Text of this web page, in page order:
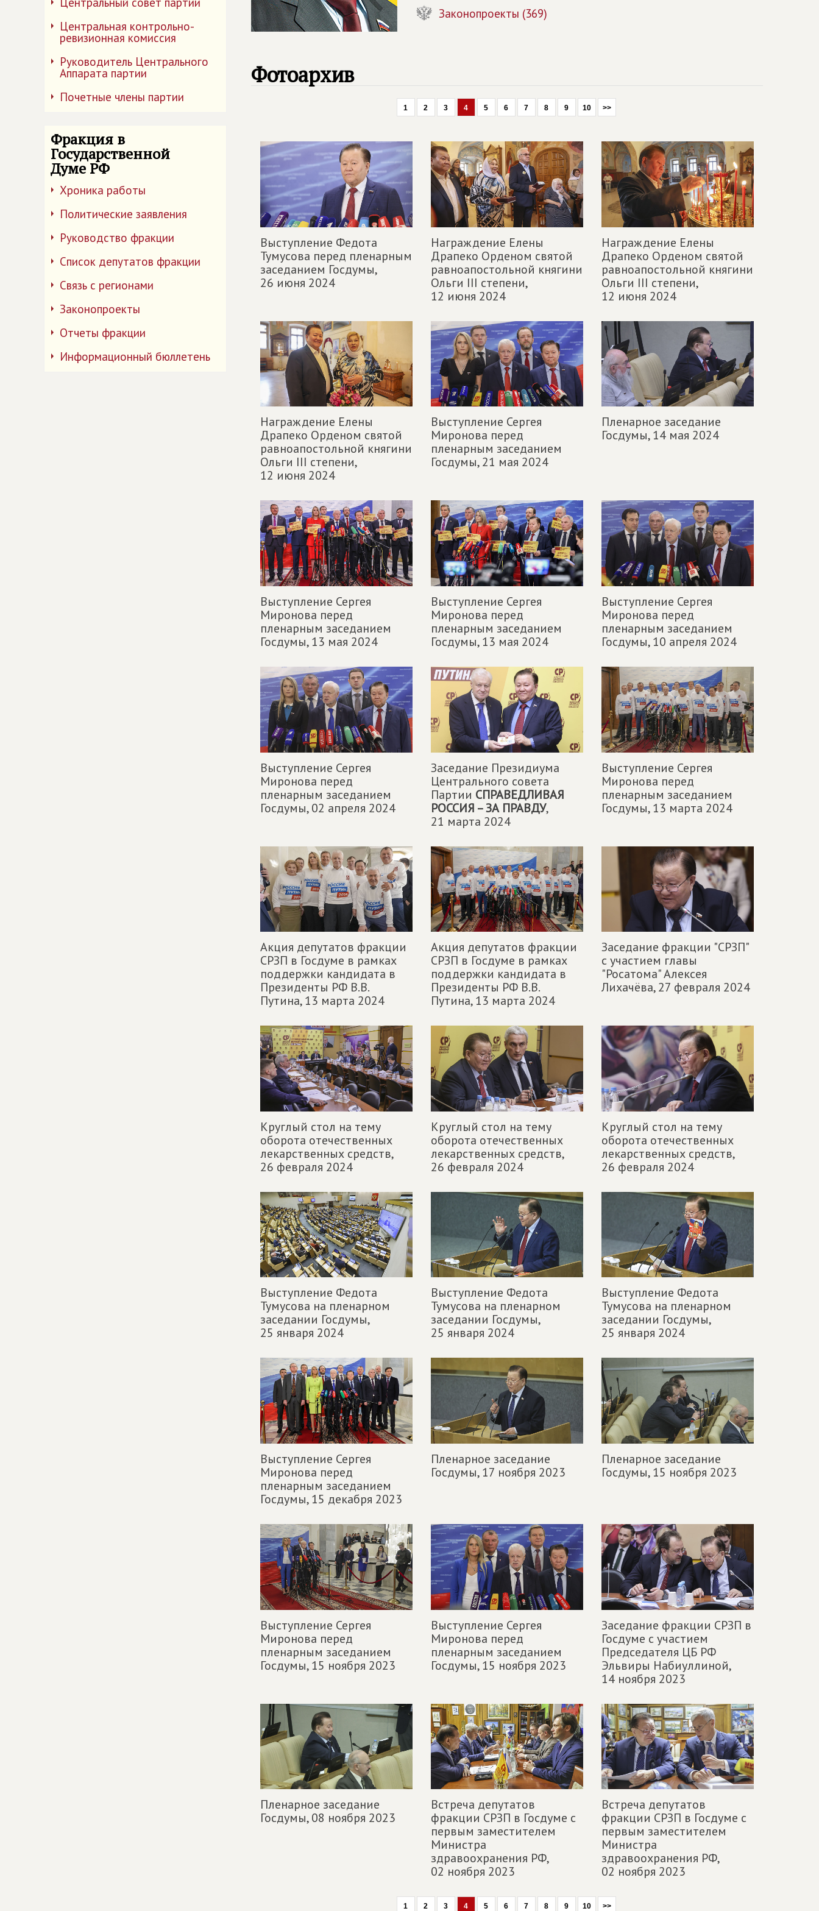
Центральная контрольно-
ревизионная комиссия
Руководитель Центрального
Аппарата партии
Почетные члены партии
Фракция в
Государственной
Думе РФ
Хроника работы
Политические заявления
Руководство фракции
Список депутатов фракции
Связь с регионами
Законопроекты
Отчеты фракции
Информационный бюллетень
Законопроекты (369)
Фотоархив
1 2 3 4 5 6 7 8 9 10 >>
Выступление Федота
Тумусова перед пленарным
заседанием Госдумы,
26 июня 2024
Награждение Елены
Драпеко Орденом святой
равноапостольной княгини
Ольги III степени,
12 июня 2024
Награждение Елены
Драпеко Орденом святой
равноапостольной княгини
Ольги III степени,
12 июня 2024
Награждение Елены
Драпеко Орденом святой
равноапостольной княгини
Ольги III степени,
12 июня 2024
Выступление Сергея
Миронова перед
пленарным заседанием
Госдумы,21 мая 2024
Пленарное заседание
Госдумы,14 мая 2024
Выступление Сергея
Миронова перед
пленарным заседанием
Госдумы,13 мая 2024
Выступление Сергея
Миронова перед
пленарным заседанием
Госдумы,13 мая 2024
Выступление Сергея
Миронова перед
пленарным заседанием
Госдумы,10 апреля 2024
Выступление Сергея
Миронова перед
пленарным заседанием
Госдумы,02 апреля 2024
Заседание Президиума
Центрального совета
Партии СПРАВЕДЛИВАЯ
РОССИЯ – ЗА ПРАВДУ,
21 марта 2024
Выступление Сергея
Миронова перед
пленарным заседанием
Госдумы,13 марта 2024
Акция депутатов фракции
СРЗП в Госдуме в рамках
поддержки кандидата в
Президенты РФ В.В.
Путина,13 марта 2024
Акция депутатов фракции
СРЗП в Госдуме в рамках
поддержки кандидата в
Президенты РФ В.В.
Путина,13 марта 2024
Заседание фракции "СРЗП"
с участием главы
"Росатома" Алексея
Лихачёва,27 февраля 2024
Круглый стол на тему
оборота отечественных
лекарственных средств,
26 февраля 2024
Круглый стол на тему
оборота отечественных
лекарственных средств,
26 февраля 2024
Круглый стол на тему
оборота отечественных
лекарственных средств,
26 февраля 2024
Выступление Федота
Тумусова на пленарном
заседании Госдумы,
25 января 2024
Выступление Федота
Тумусова на пленарном
заседании Госдумы,
25 января 2024
Выступление Федота
Тумусова на пленарном
заседании Госдумы,
25 января 2024
Выступление Сергея
Миронова перед
пленарным заседанием
Госдумы,15 декабря 2023
Пленарное заседание
Госдумы,17 ноября 2023
Пленарное заседание
Госдумы,15 ноября 2023
Выступление Сергея
Миронова перед
пленарным заседанием
Госдумы,15 ноября 2023
Выступление Сергея
Миронова перед
пленарным заседанием
Госдумы,15 ноября 2023
Заседание фракции СРЗП в
Госдуме с участием
Председателя ЦБ РФ
Эльвиры Набиуллиной,
14 ноября 2023
Пленарное заседание
Госдумы,08 ноября 2023
Встреча депутатов
фракции СРЗП в Госдуме с
первым заместителем
Министра
здравоохранения РФ,
02 ноября 2023
Встреча депутатов
фракции СРЗП в Госдуме с
первым заместителем
Министра
здравоохранения РФ,
02 ноября 2023
1 2 3 4 5 6 7 8 9 10 >>